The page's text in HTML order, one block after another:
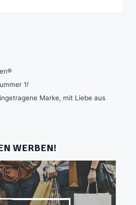
1!
Marke, mit Liebe aus
WERBEN!